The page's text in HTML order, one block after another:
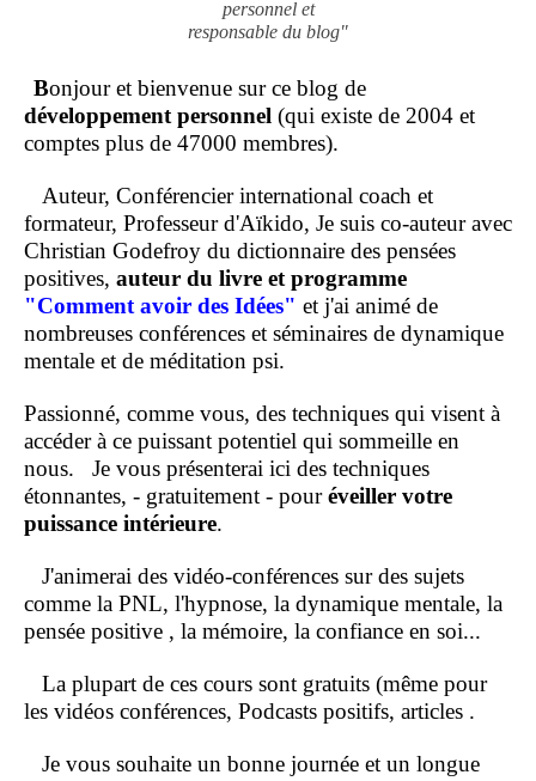
personnel et
responsable du blog"
Bonjour et bienvenue sur ce blog de
développement personnel (qui existe de 2004 et
comptes plus de 47000 membres).
Auteur, Conférencier international coach et
formateur, Professeur d'Aïkido, Je suis co-auteur avec
Christian Godefroy du dictionnaire des pensées
positives, auteur du livre et programme
"Comment avoir des Idées" et j'ai animé de
nombreuses conférences et séminaires de dynamique
mentale et de méditation psi.
Passionné, comme vous, des techniques qui visent à
accéder à ce puissant potentiel qui sommeille en
nous. Je vous présenterai ici des techniques
étonnantes, - gratuitement - pouréveiller votre
puissance intérieure.
J'animerai des vidéo-conférences sur des sujets
comme la PNL, l'hypnose, la dynamique mentale, la
pensée positive , la mémoire, la confiance en soi...
La plupart de ces cours sont gratuits (même pour
les vidéos conférences, Podcasts positifs, articles .
Je vous souhaite un bonne journée et un longue